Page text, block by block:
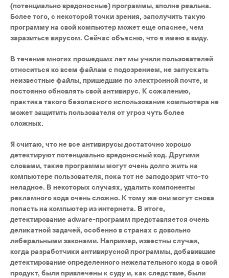
(потенциально вредоносные) программы, вполне реальна.
Более того, с некоторой точки зрения, заполучить такую
программу на свой компьютер может еще опаснее, чем
заразиться вирусом. Сейчас объясню, что я имею в виду.
В течение многих прошедших лет мы учили пользователей
относиться ко всем файлам с подозрением, не запускать
неизвестные файлы, пришедшие по электронной почте, и
постоянно обновлять свой антивирус. К сожалению,
практика такого безопасного использования компьютера не
может защитить пользователя от угроз чуть более
сложных.
Я считаю, что не все антивирусы достаточно хорошо
детектируют потенциально вредоносный код. Другими
словами, такие программы могут очень долго жить на
компьютере пользователя, пока тот не заподозрит что-то
неладное. В некоторых случаях, удалить компоненты
рекламного кода очень сложно. К тому же они могут снова
попасть на компьютер из интернета. В итоге,
детектирование adware-программ представляется очень
деликатной задачей, особенно в странах с довольно
либеральными законами. Например, известны случаи,
когда разработчики антивирусной программы, добавившие
детектирование определенного нежелательного кода в свой
продукт, были привлечены к суду и, как следствие, были